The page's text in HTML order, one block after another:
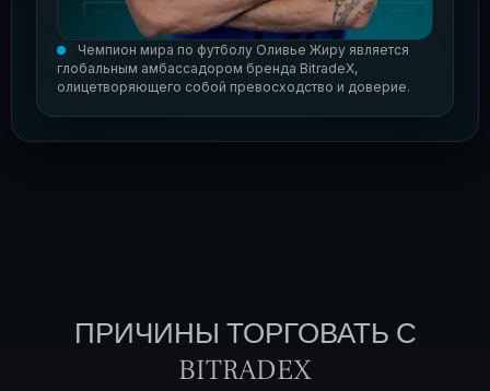
Чемпион мира по футболу Оливье Жиру является
глобальным амбассадором бренда BitradeX,
олицетворяющего собой превосходство и доверие.
ПРИЧИНЫ ТОРГОВАТЬ С
BITRADEX